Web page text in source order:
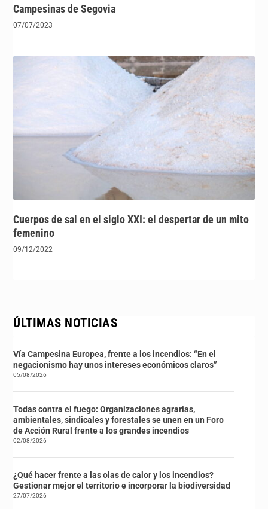
Campesinas de Segovia
07/07/2023
Cuerpos de sal en el siglo XXI: el despertar de un mito
femenino
09/12/2022
ÚLTIMAS NOTICIAS
Vía Campesina Europea, frente a los incendios: “En el
negacionismo hay unos intereses económicos claros”
05/08/2026
Todas contra el fuego: Organizaciones agrarias,
ambientales, sindicales y forestales se unen en un Foro
de Acción Rural frente a los grandes incendios
02/08/2026
¿Qué hacer frente a las olas de calor y los incendios?
Gestionar mejor el territorio e incorporar la biodiversidad
27/07/2026